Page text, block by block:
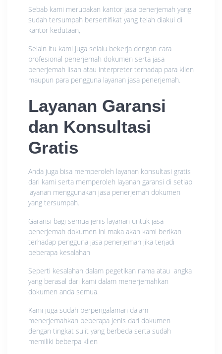
Sebab kami merupakan kantor jasa penerjemah yang
sudah tersumpah bersertifikat yang telah diakui di
kantor kedutaan,
Selain itu kami juga selalu bekerja dengan cara
profesional penerjemah dokumen serta jasa
penerjemah lisan atau interpreter terhadap para klien
maupun para pengguna layanan jasa penerjemah.
Layanan Garansi
dan Konsultasi
Gratis
Anda juga bisa memperoleh layanan konsultasi gratis
dari kami serta memperoleh layanan garansi di setiap
layanan menggunakan jasa penerjemah dokumen
yang tersumpah.
Garansi bagi semua jenis layanan untuk jasa
penerjemah dokumen ini maka akan kami berikan
terhadap pengguna jasa penerjemah jika terjadi
beberapa kesalahan
Seperti kesalahan dalam pegetikan nama atau angka
yang berasal dari kami dalam menerjemahkan
dokumen anda semua.
Kami juga sudah berpengalaman dalam
menerjemahkan beberapa jenis dari dokumen
dengan tingkat sulit yang berbeda serta sudah
memiliki beberpa klien